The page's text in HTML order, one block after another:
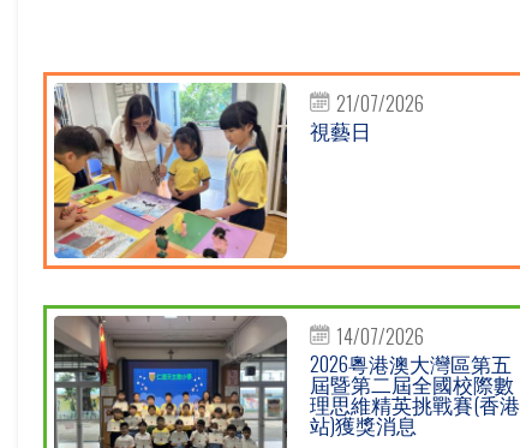
21/07/2026
視藝日
14/07/2026
2026粵港澳大灣區第五
屆暨第二屆全國校際數
理思維精英挑戰賽(香港
站)獲獎消息